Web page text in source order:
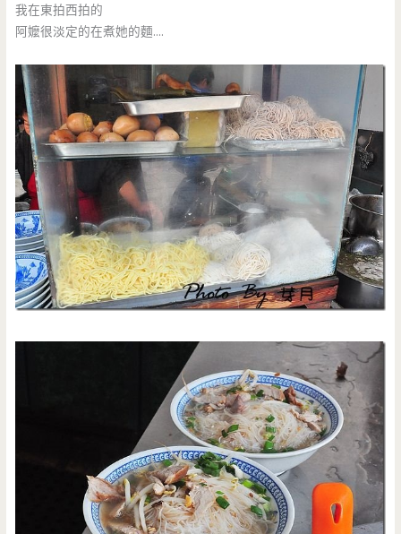
我在東拍西拍的
阿嬤很淡定的在煮她的麵….